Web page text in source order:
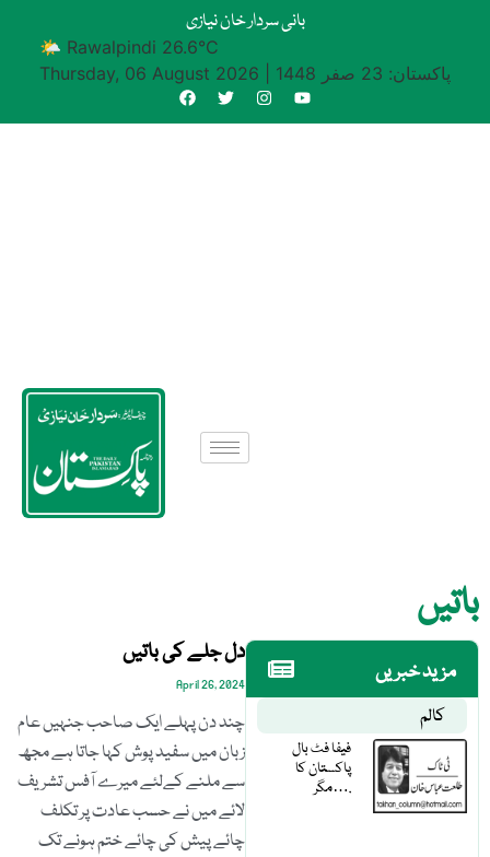
بانی سردار خان نیازی
🌤 Rawalpindi 26.6°C
Thursday, 06 August 2026
پاکستان: 23 صفر 1448
باتیں
مزید خبریں
کالم
فیفا فٹ بال
پاکستان کا
مگر….
دل جلے کی باتیں
April 26, 2024
چند دن پہلے ایک صاحب جنہیں عام
زبان میں سفید پوش کہا جاتا ہے مجھ
سے ملنے کےلئے میرے آفس تشریف
لائے میں نے حسب عادت پر تکلف
چائے پیش کی چائے ختم ہونے تک